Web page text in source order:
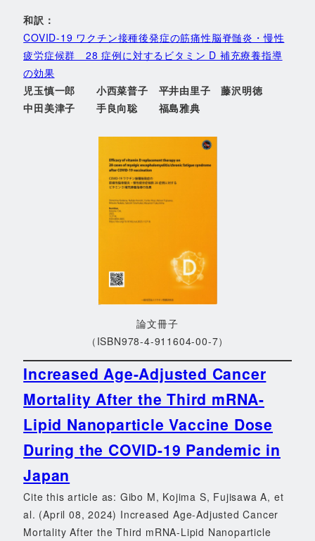
和訳：
COVID-19 ワクチン接種後発症の筋痛性脳脊髄炎・慢性
疲労症候群 28 症例に対するビタミン D 補充療養指導
の効果
児玉慎一郎 小西菜普子 平井由里子
藤沢明徳
中田美津子 手良向聡 福島雅典
論文冊子
（ISBN978-4-911604-00-7）
Increased Age-Adjusted Cancer
Mortality After the Third mRNA-
Lipid Nanoparticle Vaccine Dose
During the COVID-19 Pandemic in
Japan
Cite this article as: Gibo M, Kojima S, Fujisawa A, et
al. (April 08, 2024) Increased Age-Adjusted Cancer
Mortality After the Third mRNA-Lipid Nanoparticle